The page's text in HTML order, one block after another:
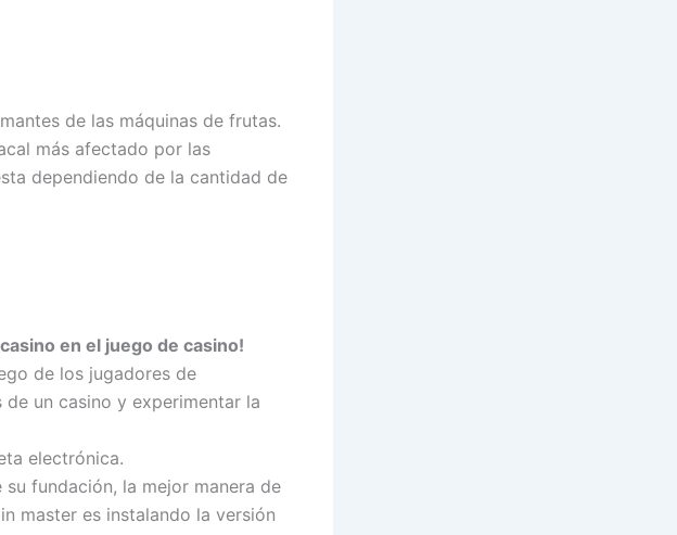
de las máquinas de frutas.
más afectado por las
dependiendo de la cantidad de
en el juego de casino!
de los jugadores de
un casino y experimentar la
electrónica.
su fundación, la mejor manera de
master es instalando la versión